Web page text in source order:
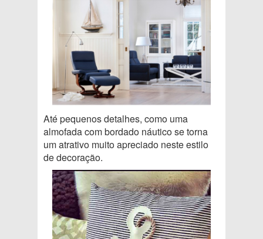
Até pequenos detalhes, como uma
almofada com bordado náutico se torna
um atrativo muito apreciado neste estilo
de decoração.